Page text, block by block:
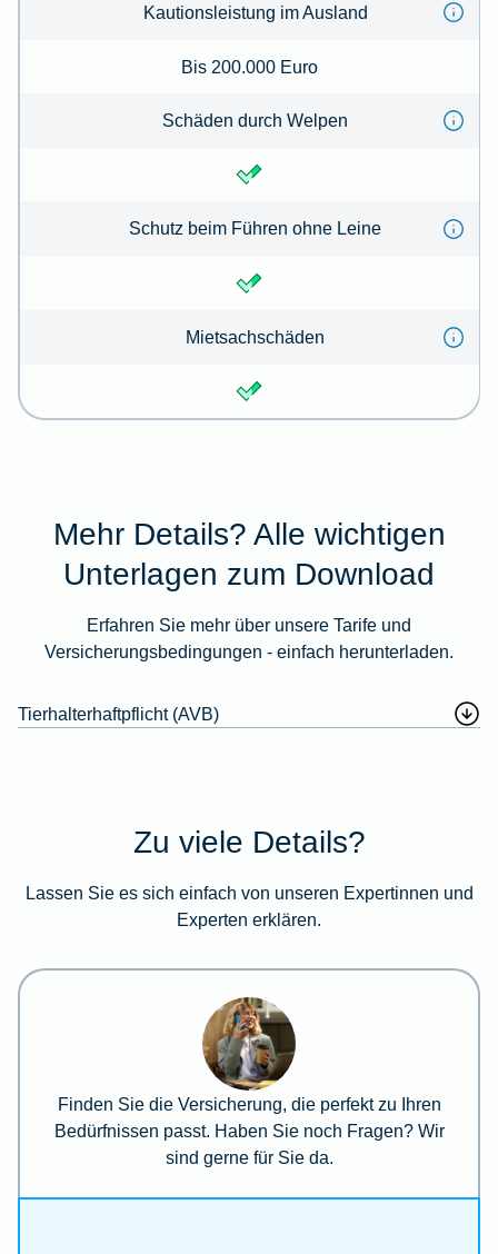
Kautionsleistung im Ausland
Bis 200.000 Euro
Schäden durch Welpen
Schutz beim Führen ohne Leine
Mietsachschäden
Mehr Details? Alle wichtigen
Unterlagen zum Download
Erfahren Sie mehr über unsere Tarife und
Versicherungsbedingungen - einfach herunterladen.
Tierhalterhaftpflicht (AVB)
Zu viele Details?
Lassen Sie es sich einfach von unseren Expertinnen und
Experten erklären.
Finden Sie die Versicherung, die perfekt zu Ihren
Bedürfnissen passt. Haben Sie noch Fragen? Wir
sind gerne für Sie da.